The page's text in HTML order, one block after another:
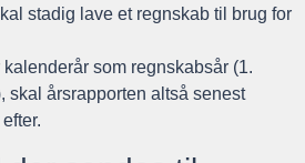
stadig lave et regnskab til brug for
som regnskabsår (1.
skal årsrapporten altså senest